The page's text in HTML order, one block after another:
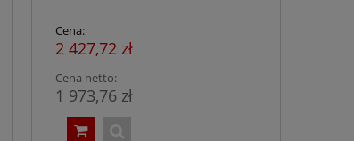
Cena:
2 427,72 zł
Cena netto:
1 973,76 zł